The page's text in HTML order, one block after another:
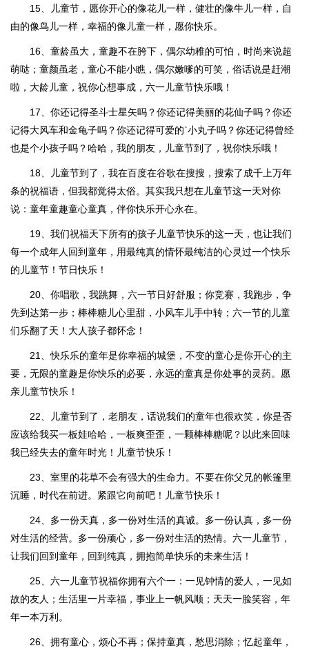
15、儿童节，愿你开心的像花儿一样，健壮的像牛儿一样，自
由的像鸟儿一样，幸福的像儿童一样，愿你快乐。
16、童龄虽大，童趣不在胯下，偶尔幼稚的可怕，时尚来说超
萌哒；童颜虽老，童心不能小瞧，偶尔嫩嗲的可笑，俗话说是赶潮
啦，大龄儿童，祝你心想事成，六一儿童节快乐哦！
17、你还记得圣斗士星矢吗？你还记得美丽的花仙子吗？你还
记得大风车和金龟子吗？你还记得可爱的`小丸子吗？你还记得曾经
也是个小孩子吗？哈哈，我的朋友，儿童节到了，祝你快乐哦！
18、儿童节到了，我在百度在谷歌在搜搜，搜索了成千上万年
条的祝福语，但我都觉得太俗。其实我只想在儿童节这一天对你
说：童年童趣童心童真，伴你快乐开心永在。
19、我们祝福天下所有的孩子儿童节快乐的这一天，也让我们
每一个成年人回到童年，用最纯真的情怀最纯洁的心灵过一个快乐
的儿童节！节日快乐！
20、你唱歌，我跳舞，六一节日好舒服；你竞赛，我跑步，争
先到达第一步；棒棒糖儿心里甜，小风车儿手中转；六一节的儿童
们乐翻了天！大人孩子都怀念！
21、快乐乐的童年是你幸福的城堡，不变的童心是你开心的主
要，无限的童趣是你快乐的必要，永远的童真是你处事的灵药。愿
亲儿童节快乐！
22、儿童节到了，老朋友，话说我们的童年也很欢笑，你是否
应该给我买一板娃哈哈，一板爽歪歪，一颗棒棒糖呢？以此来回味
我已经失去的童年时光！儿童节快乐！
23、室里的花草不会有强大的生命力。不要在你父兄的帐篷里
沉睡，时代在前进。紧跟它向前吧！儿童节快乐！
24、多一份天真，多一份对生活的真诚。多一份认真，多一份
对生活的经营。多一份顽心，多一份对生活的热情。六一儿童节，
让我们回到童年，回到纯真，拥抱简单快乐的未来生活！
25、六一儿童节祝福你拥有六个一：一见钟情的爱人，一见如
故的友人；生活里一片幸福，事业上一帆风顺；天天一脸笑容，年
年一本万利。
26、拥有童心，烦心不再；保持童真，愁思消除；忆起童年，